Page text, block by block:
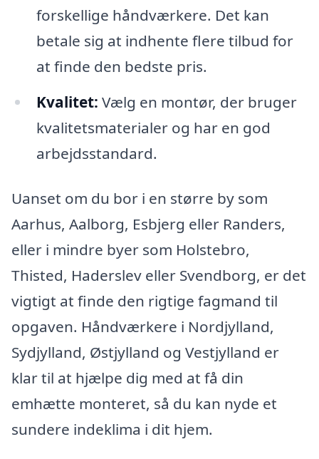
forskellige håndværkere. Det kan
betale sig at indhente flere tilbud for
at finde den bedste pris.
Kvalitet: Vælg en montør, der bruger
kvalitetsmaterialer og har en god
arbejdsstandard.
Uanset om du bor i en større by som
Aarhus, Aalborg, Esbjerg eller Randers,
eller i mindre byer som Holstebro,
Thisted, Haderslev eller Svendborg, er det
vigtigt at finde den rigtige fagmand til
opgaven. Håndværkere i Nordjylland,
Sydjylland, Østjylland og Vestjylland er
klar til at hjælpe dig med at få din
emhætte monteret, så du kan nyde et
sundere indeklima i dit hjem.